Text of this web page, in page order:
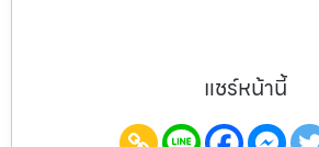
แชร์หน้านี้